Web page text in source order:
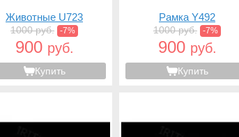
Животные U723
1000 руб. -7%
900 руб.
Купить
Рамка Y492
1000 руб. -7%
900 руб.
Купить